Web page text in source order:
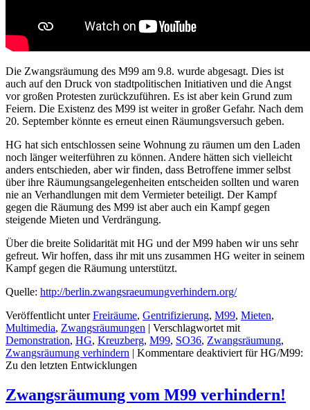
Die Zwangsräumung des M99 am 9.8. wurde abgesagt. Dies ist
auch auf den Druck von stadtpolitischen Initiativen und die Angst
vor großen Protesten zurückzuführen. Es ist aber kein Grund zum
Feiern. Die Existenz des M99 ist weiter in großer Gefahr. Nach dem
20. September könnte es erneut einen Räumungsversuch geben.
HG hat sich entschlossen seine Wohnung zu räumen um den Laden
noch länger weiterführen zu können. Andere hätten sich vielleicht
anders entschieden, aber wir finden, dass Betroffene immer selbst
über ihre Räumungsangelegenheiten entscheiden sollten und waren
nie an Verhandlungen mit dem Vermieter beteiligt. Der Kampf
gegen die Räumung des M99 ist aber auch ein Kampf gegen
steigende Mieten und Verdrängung.
Über die breite Solidarität mit HG und der M99 haben wir uns sehr
gefreut. Wir hoffen, dass ihr mit uns zusammen HG weiter in seinem
Kampf gegen die Räumung unterstützt.
Quelle: http://berlin.zwangsraeumungverhindern.org/
Veröffentlicht unter Freiräume, Gentrifizierung, M99, Mieten,
Multimedia, Zwangsräumungen | Verschlagwortet mit
Demonstration, HG, Kreuzberg, M99, SO36, Zwangsräumung,
Zwangsräumung verhindern | Kommentare deaktiviert für HG/M99:
Zu den letzten Entwicklungen
Zwangsräumung vom M99 verhindern!